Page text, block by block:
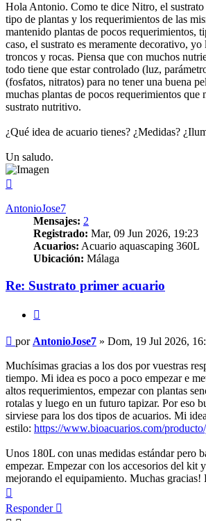
Hola Antonio. Como te dice Nitro, el sustrato
tipo de plantas y los requerimientos de las
mantenido plantas de pocos requerimientos,
caso, el sustrato es meramente decorativo, yo
troncos y rocas. Piensa que con muchos
todo tiene que estar controlado (luz,
(fosfatos, nitratos) para no tener una buena
muchas plantas de pocos requerimientos que
sustrato nutritivo.
¿Qué idea de acuario tienes? ¿Medidas?
Un saludo.
AntonioJose7
Mensajes: 2
Registrado: Mar, 09 Jun 2026, 19:23
Acuarios: Acuario aquascaping 360L
Ubicación: Málaga
Re: Sustrato primer acuario
Mensaje
por AntonioJose7 » Dom, 19 Jul 2026,
Muchísimas gracias a los dos por vuestras
tiempo. Mi idea es poco a poco empezar e
altos requerimientos, empezar con plantas
rotalas y luego en un futuro tapizar. Por eso
sirviese para los dos tipos de acuarios. Mi
estilo: https://www.bioacuarios.com/
Unos 180L con unas medidas estándar pero
empezar. Empezar con los accesorios del kit
mejorando el equipamiento. Muchas gracias!
Responder